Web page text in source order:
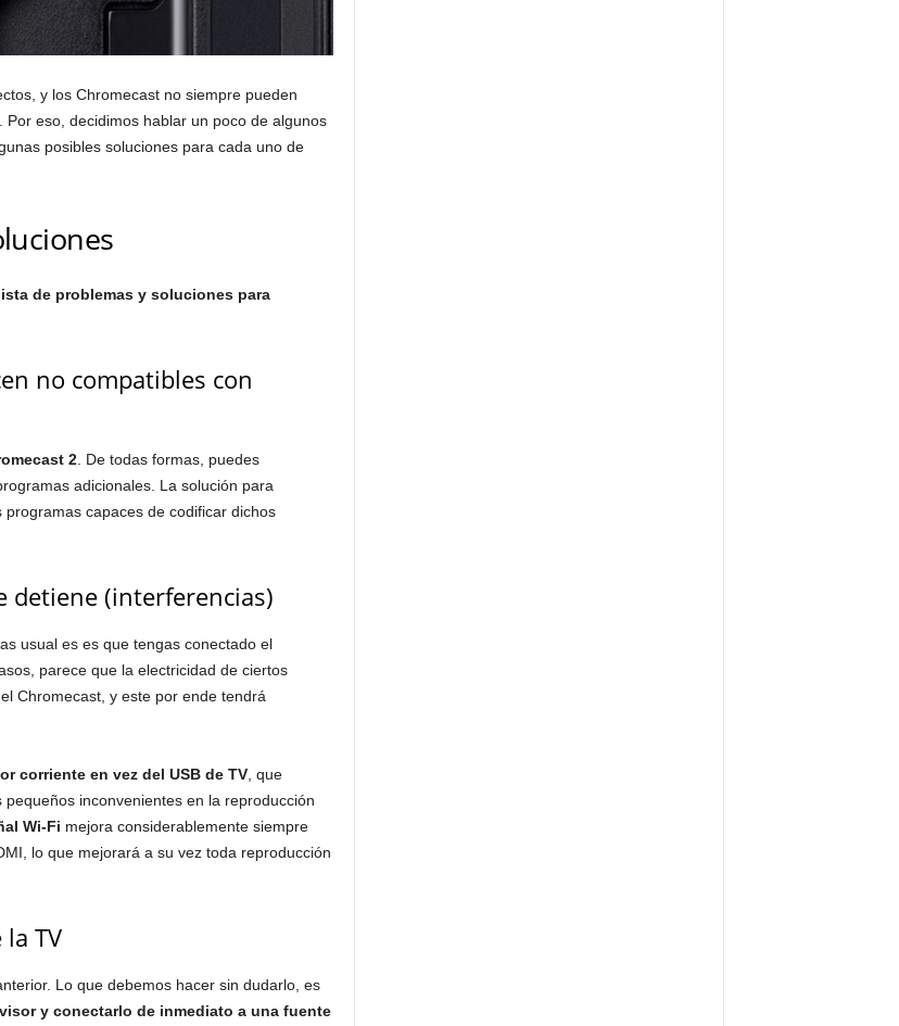
y los Chromecast no siempre pueden
eso, decidimos hablar un poco de algunos
posibles soluciones para cada uno de
de problemas y soluciones para
no compatibles con
2. De todas formas, puedes
adicionales. La solución para
capaces de codificar dichos
detiene (interferencias)
usual es es que tengas conectado el
parece que la electricidad de ciertos
Chromecast, y este por ende tendrá
corriente en vez del USB de TV, que
inconvenientes en la reproducción
Wi-Fi mejora considerablemente siempre
lo que mejorará a su vez toda reproducción
TV
Lo que debemos hacer sin dudarlo, es
y conectarlo de inmediato a una fuente